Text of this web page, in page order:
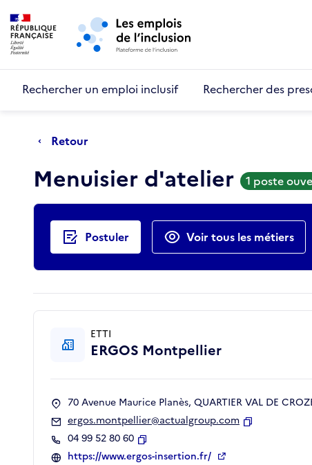
Aller au menu principal
Rechercher un emploi inclusif Rechercher des
Retour
Menuisier d'atelier 1 poste
Actions rapides
Postuler Voir tous les métiers
ETTI
ERGOS Montpellier
70 Avenue Maurice Planès, QUARTIER VAL DE
ergos.montpellier@actualgroup.com
04 99 52 80 60
Copier
https://www.ergos-insertion.fr/